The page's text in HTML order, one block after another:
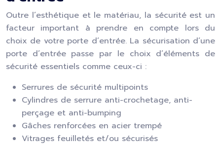
Outre l’esthétique et le matériau, la sécurité est un
facteur important à prendre en compte lors du
choix de votre porte d’entrée. La sécurisation d’une
porte d’entrée passe par le choix d’éléments de
sécurité essentiels comme ceux-ci :
Serrures de sécurité multipoints
Cylindres de serrure anti-crochetage, anti-
perçage et anti-bumping
Gâches renforcées en acier trempé
Vitrages feuilletés et/ou sécurisés